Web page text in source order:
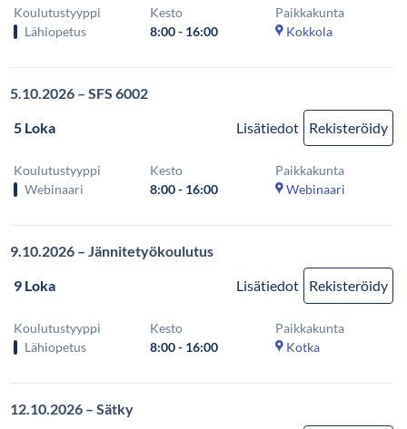
Koulutustyyppi
Lähiopetus
Kesto
8:00 - 16:00
Paikkakunta
Kokkola
5.10.2026 – SFS 6002
5 Loka
Lisätiedot Rekisteröidy
Koulutustyyppi
Webinaari
Kesto
8:00 - 16:00
Paikkakunta
Webinaari
9.10.2026 – Jännitetyökoulutus
9 Loka
Lisätiedot Rekisteröidy
Koulutustyyppi
Lähiopetus
Kesto
8:00 - 16:00
Paikkakunta
Kotka
12.10.2026 – Sätky